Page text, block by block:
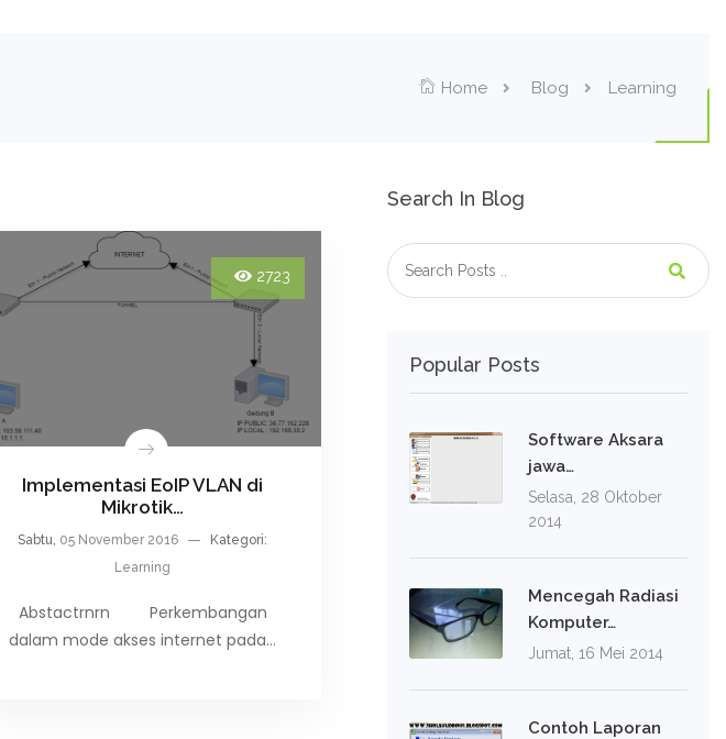
Home Blog Learning
2723
Implementasi EoIP VLAN di
Mikrotik…
Sabtu, 05 November 2016
Kategori:
Learning
Abstactrnrn Perkembangan
dalam mode akses internet pada…
Search In Blog
Popular Posts
Software Aksara
jawa…
Selasa, 28 Oktober
2014
Mencegah Radiasi
Komputer…
Jumat, 16 Mei 2014
Contoh Laporan